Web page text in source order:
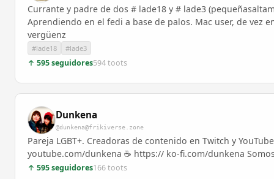
Currante y padre de dos # lade18 y # lade3
Aprendiendo en el fedi a base de palos. Mac user, de vez
vergüenz
#lade18 #lade3
↑ 595 seguidores594 toots
Dunkena
@dunkena@frikiverse.zone
Pareja LGBT+. Creadoras de contenido en Twitch y
youtube.com/dunkena ☕ https:// ko-fi.com/dunkena
↑ 595 seguidores166 toots